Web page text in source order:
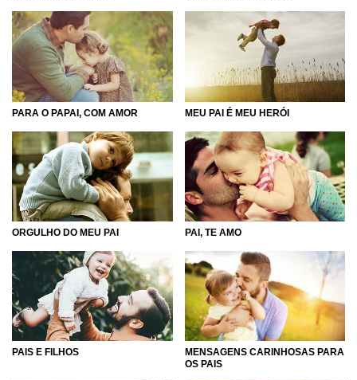
PARA O PAPAI, COM AMOR MEU PAI É MEU HERÓI
ORGULHO DO MEU PAI PAI, TE AMO
PAIS E FILHOS
MENSAGENS CARINHOSAS PARA
OS PAIS